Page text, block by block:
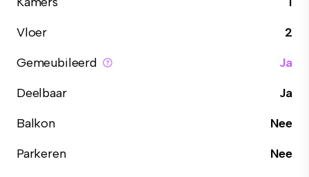
Vloer
2
Gemeubileerd
Ja
Deelbaar
Ja
Balkon
Nee
Parkeren
Nee